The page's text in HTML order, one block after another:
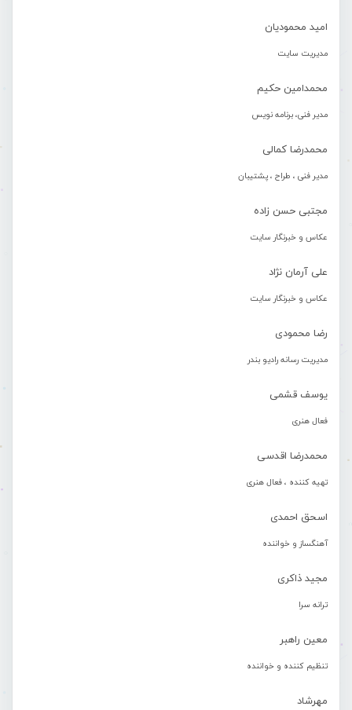
امید محمودیان
مدیریت سایت
محمدامین حکیم
مدیر فنی، برنامه نویس
محمدرضا کمالی
مدیر فنی ، طراح ، پشتیبان
مجتبی حسن زاده
عکاس و خبرنگار سایت
علی آرمان نژاد
عکاس و خبرنگار سایت
رضا محمودی
مدیریت رسانه رادیو بندر
یوسف قشمی
فعال هنری
محمدرضا اقدسی
تهیه کننده ، فعال هنری
اسحق احمدی
آهنگساز و خواننده
مجید ذاکری
ترانه سرا
معین راهبر
تنظیم کننده و خواننده
مهرشاد